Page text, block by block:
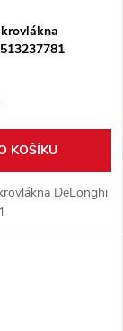
KOŠÍKU
DeLonghi